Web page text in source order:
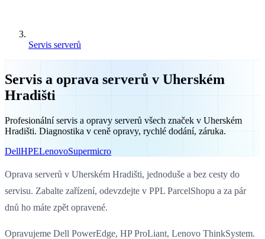
Servis serverů
Servis a oprava serverů v Uherském
Hradišti
Profesionální servis a opravy serverů všech značek v Uherském
Hradišti. Diagnostika v ceně opravy, rychlé dodání, záruka.
DellHPELenovoSupermicro
Oprava serverů v Uherském Hradišti, jednoduše a bez cesty do
servisu. Zabalte zařízení, odevzdejte v PPL ParcelShopu a za pár
dnů ho máte zpět opravené.
Opravujeme Dell PowerEdge, HP ProLiant, Lenovo ThinkSystem.